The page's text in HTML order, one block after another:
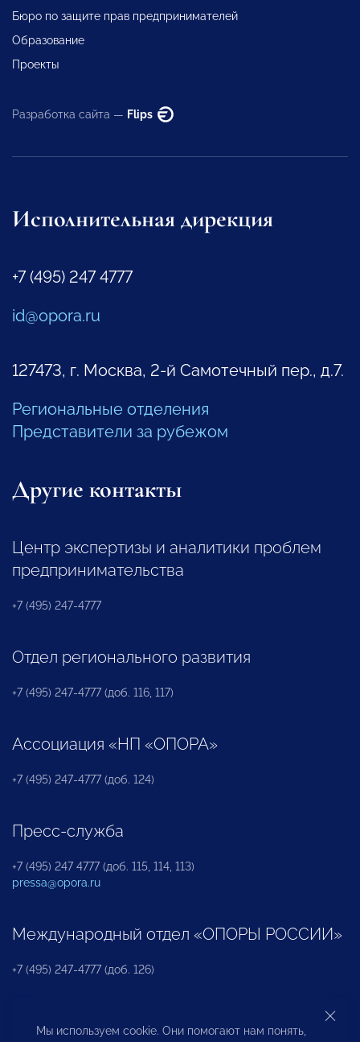
Бюро по защите прав предпринимателей
Образование
Проекты
Разработка сайта — Flips
Исполнительная дирекция
+7 (495) 247 4777
id@opora.ru
127473, г. Москва, 2-й Самотечный пер., д.7.
Региональные отделения
Представители за рубежом
Другие контакты
Центр экспертизы и аналитики проблем
предпринимательства
+7 (495) 247-4777
Отдел регионального развития
+7 (495) 247-4777 (доб. 116, 117)
Ассоциация «НП «ОПОРА»
+7 (495) 247-4777 (доб. 124)
Пресс-служба
+7 (495) 247 4777 (доб. 115, 114, 113)
pressa@opora.ru
Международный отдел «ОПОРЫ РОССИИ»
+7 (495) 247-4777 (доб. 126)
Бюро по защите прав предпринимателей и
Мы используем cookie. Они помогают нам понять,